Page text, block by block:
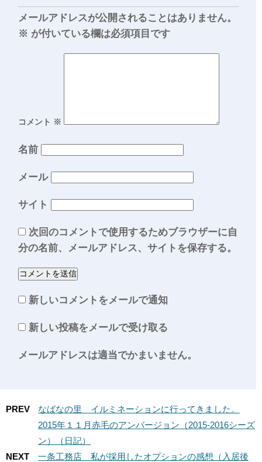
メールアドレスが公開されることはありません。
※ が付いている欄は必須項目です
コメント ※
名前
メール
サイト
次回のコメントで使用するためブラウザーに自
分の名前、メールアドレス、サイトを保存する。
新しいコメントをメールで通知
新しい投稿をメールで受け取る
メールアドレスは適当でかまいません。
PREV
なばなの里 イルミネーションに行ってきました。
2015年１１月赤毛のアンバージョン（2015-2016シーズ
ン）（日記）
NEXT
一条工務店 私が採用したオプションの感想（入居後